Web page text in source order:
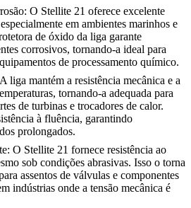
O Stellite 21 oferece excelente
em ambientes marinhos e
de óxido da liga garante
corrosivos, tornando-a ideal para
de processamento químico.
A liga mantém a resistência mecânica e a
tornando-a adequada para
de turbinas e trocadores de calor.
à fluência, garantindo
prolongados.
O Stellite 21 fornece resistência ao
sob condições abrasivas. Isso o torna
assentos de válvulas e componentes
indústrias onde a tensão mecânica é